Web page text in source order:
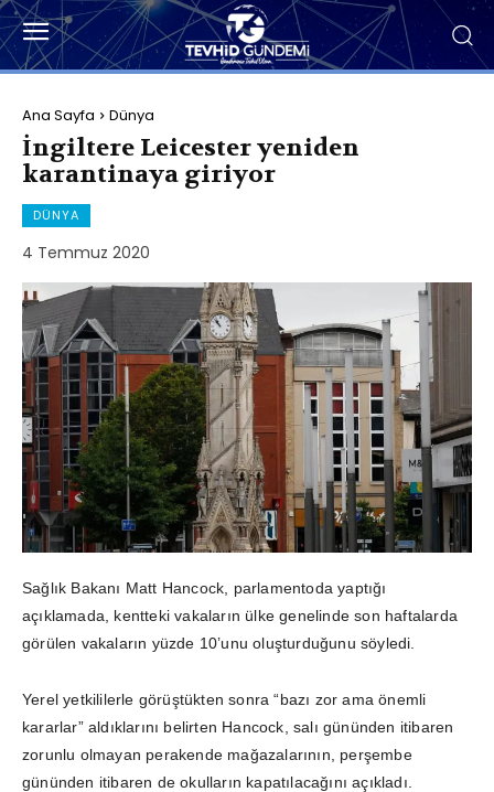
Ana Sayfa Dünya
İngiltere Leicester yeniden
karantinaya giriyor
DÜNYA
4 Temmuz 2020
Sağlık Bakanı Matt Hancock, parlamentoda yaptığı
açıklamada, kentteki vakaların ülke genelinde son haftalarda
görülen vakaların yüzde 10’unu oluşturduğunu söyledi.
Yerel yetkililerle görüştükten sonra “bazı zor ama önemli
kararlar” aldıklarını belirten Hancock, salı gününden itibaren
zorunlu olmayan perakende mağazalarının, perşembe
gününden itibaren de okulların kapatılacağını açıkladı.